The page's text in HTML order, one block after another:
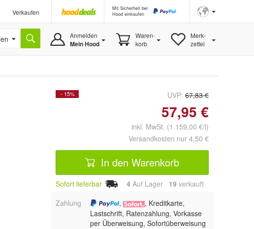
Verkaufen
Mit Sicherheit bei
Hood einkaufen
Anmelden
Mein Hood
Waren-
korb
Merk-
zettel
- 15% UVP: 67,83 €
57,95 €
inkl. MwSt. (1.159,00 €/l)
Versandkosten nur 4,50 €
In den Warenkorb
Sofort lieferbar 4 Auf Lager 19 verkauft
Zahlung
,
, Kreditkarte,
Lastschrift, Ratenzahlung, Vorkasse
per Überweisung, Sofortüberweisung